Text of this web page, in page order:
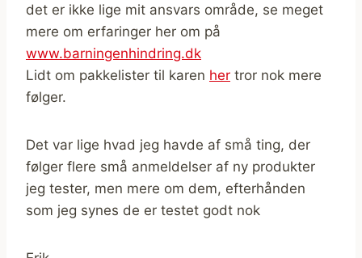
det er ikke lige mit ansvars område, se meget
mere om erfaringer her om på
www.barningenhindring.dk
Lidt om pakkelister til karen her tror nok mere
følger.
Det var lige hvad jeg havde af små ting, der
følger flere små anmeldelser af ny produkter
jeg tester, men mere om dem, efterhånden
som jeg synes de er testet godt nok